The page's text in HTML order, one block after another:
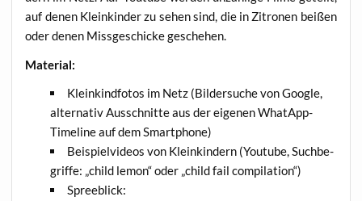
auf denen Klein­kin­der zu sehen sind, die in Zitro­nen bei­ßen
oder denen Miss­ge­schi­cke geschehen.
Mate­ri­al:
Klein­kind­fo­tos im Netz (Bil­der­su­che von Goog­le,
alter­na­tiv Aus­schnit­te aus der eige­nen What­App-
Time­line auf dem Smartphone)
Bei­spiel­vi­de­os von Klein­kin­dern (You­tube, Such­be­
grif­fe: „child lemon“ oder „child fail compilation“)
Spree­blick: